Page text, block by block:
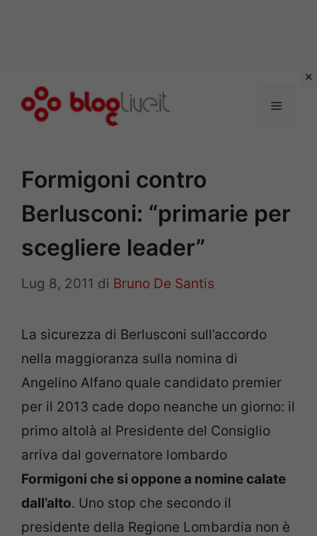
Menu
Formigoni contro
Berlusconi: “primarie per
scegliere leader”
Lug 8, 2011 di Bruno De Santis
La sicurezza di Berlusconi sull’accordo
nella maggioranza sulla nomina di
Angelino Alfano quale candidato premier
per il 2013 cade dopo neanche un giorno: il
primo altolà al Presidente del Consiglio
arriva dal governatore lombardo
Formigoni che si oppone a nomine calate
dall’alto. Uno stop che secondo il
presidente della Regione Lombardia non è